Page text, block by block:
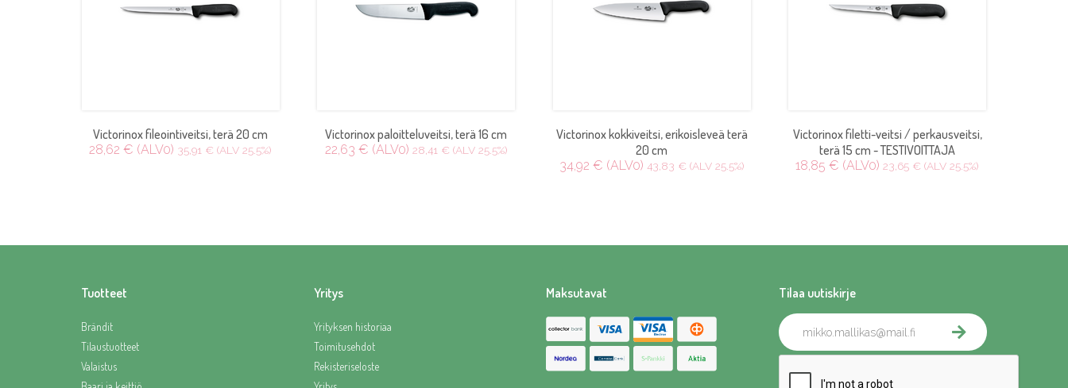
Victorinox fileointiveitsi, terä 20 cm
28,62 € (ALV0) 35,91 € (ALV 25.5%)
Victorinox paloitteluveitsi, terä 16 cm
22,63 € (ALV0) 28,41 € (ALV 25.5%)
Victorinox kokkiveitsi, erikoisleveä terä
20 cm
34,92 € (ALV0) 43,83 € (ALV 25.5%)
Victorinox filetti-veitsi / perkausveitsi,
terä 15 cm - TESTIVOITTAJA
18,85 € (ALV0) 23,65 € (ALV 25.5%)
Tuotteet
Brändit
Tilaustuotteet
Valaistus
Yritys
Yrityksen historiaa
Toimitusehdot
Rekisteriseloste
Maksutavat Tilaa uutiskirje